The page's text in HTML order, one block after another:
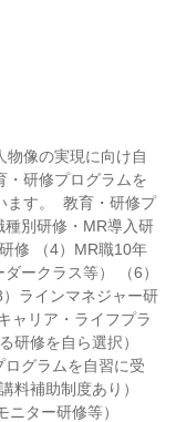
物像の実現に向け自
・研修プログラムを
ます。  教育・研修プ
種別研修・MR導入研
修 （4）MR職10年
ークラス等） （6）
ラインマネジャー研
ャリア・ライフプラ
研修を自ら選択）
ログラムを自習に受
料補助制度あり）